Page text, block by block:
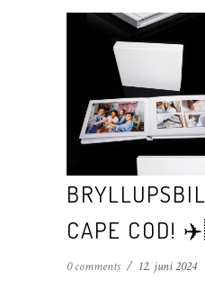
CAPE
0 comments / 12. juni 2024